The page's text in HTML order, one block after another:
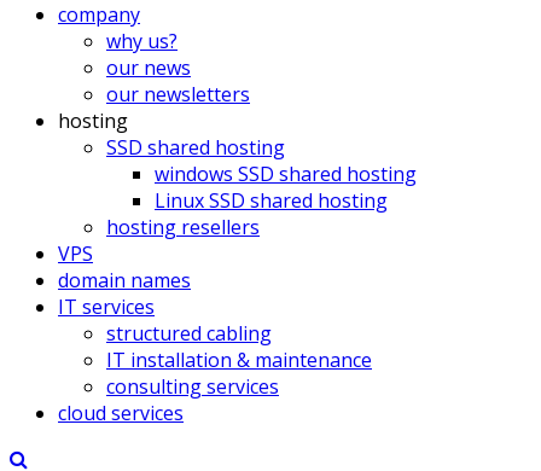
company
why us?
our news
our newsletters
hosting
SSD shared hosting
windows SSD shared hosting
Linux SSD shared hosting
hosting resellers
VPS
domain names
IT services
structured cabling
IT installation & maintenance
consulting services
cloud services